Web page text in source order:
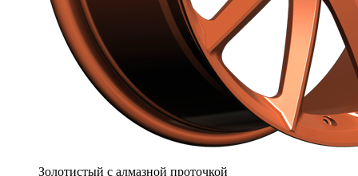
Золотистый с алмазной проточкой